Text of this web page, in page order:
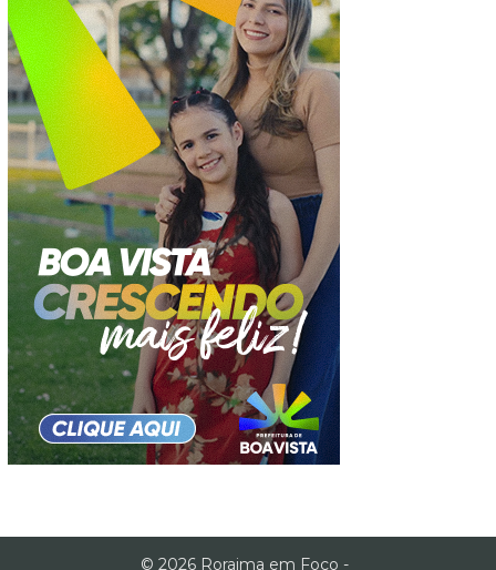
© 2026 Roraima em Foco -